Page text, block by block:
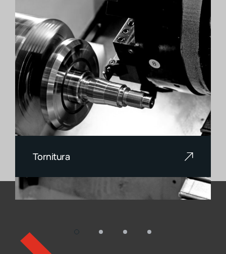
Tornitura
consiste nell’asportare del materiale
da un pezzo cilindrico o conico,
asse, utilizzando uno o più utensili
taglienti.